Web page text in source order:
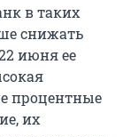
в таких
снижать
июня ее
процентные
их